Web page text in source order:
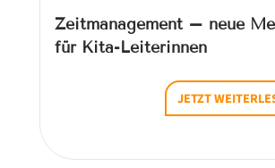
Zeitmanagement – neue
für Kita-Leiterinnen
JETZT